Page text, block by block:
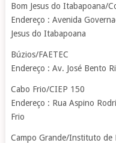
Bom Jesus do Itabapoana/
Endereço : Avenida
Jesus do Itabapoana
Búzios/FAETEC
Endereço : Av. José Bento
Cabo Frio/CIEP 150
Endereço : Rua Aspino
Frio
Campo Grande/Instituto de